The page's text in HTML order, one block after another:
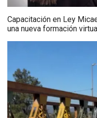
Capacitación en Ley
una nueva formación